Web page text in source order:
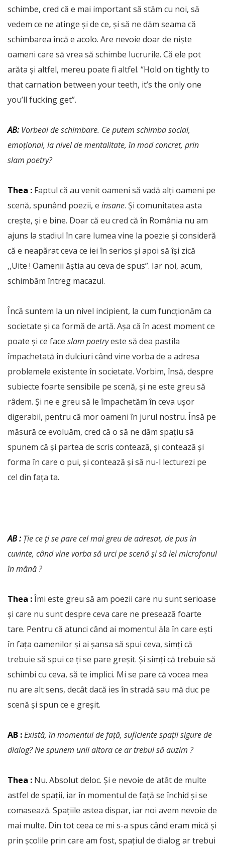
schimbe, cred că e mai important să stăm cu noi, să
vedem ce ne atinge și de ce, și să ne dăm seama că
schimbarea încă e acolo. Are nevoie doar de niște
oameni care să vrea să schimbe lucrurile. Că ele pot
arăta și altfel, mereu poate fi altfel. “Hold on tightly to
that carnation between your teeth, it’s the only one
you’ll fucking get”.
AB:Vorbeai de schimbare. Ce putem schimba social,
emoțional, la nivel de mentalitate, în mod concret, prin
slam poetry?
Thea : Faptul că au venit oameni să vadă alți oameni pe
scenă, spunând poezii, e insane. Și comunitatea asta
crește, și e bine. Doar că eu cred că în România nu am
ajuns la stadiul în care lumea vine la poezie și consideră
că e neapărat ceva ce iei în serios și apoi să își zică
,,Uite ! Oamenii ăștia au ceva de spus”. Iar noi, acum,
schimbăm întreg macazul.
Încă suntem la un nivel incipient, la cum funcționăm ca
societate și ca formă de artă. Așa că în acest moment ce
poate și ce face slam poetryeste să dea pastila
împachetată în dulciuri când vine vorba de a adresa
problemele existente în societate. Vorbim, însă, despre
subiecte foarte sensibile pe scenă, și ne este greu să
râdem. Și ne e greu să le împachetăm în ceva ușor
digerabil, pentru că mor oameni în jurul nostru. Însă pe
măsură ce evoluăm, cred că o să ne dăm spațiu să
spunem că și partea de scris contează, și contează și
forma în care o pui, și contează și să nu-l lecturezi pe
cel din fața ta.
AB :Ție ce ți se pare cel mai greu de adresat, de pus în
cuvinte, când vine vorba să urci pe scenă și să iei microfonul
în mână ?
Thea :Îmi este greu să am poezii care nu sunt serioase
și care nu sunt despre ceva care ne presează foarte
tare. Pentru că atunci când ai momentul ăla în care ești
în fața oamenilor și ai șansa să spui ceva, simți că
trebuie să spui ce ți se pare greșit. Și simți că trebuie să
schimbi cu ceva, să te implici. Mi se pare că vocea mea
nu are alt sens, decât dacă ies în stradă sau mă duc pe
scenă și spun ce e greșit.
AB :Există, în momentul de față, suficiente spații sigure de
dialog? Ne spunem unii altora ce ar trebui să auzim ?
Thea : Nu. Absolut deloc. Și e nevoie de atât de multe
astfel de spații, iar în momentul de față se închid și se
comasează. Spațiile astea dispar, iar noi avem nevoie de
mai multe. Din tot ceea ce mi s-a spus când eram mică și
prin școlile prin care am fost, spațiul de dialog ar trebui